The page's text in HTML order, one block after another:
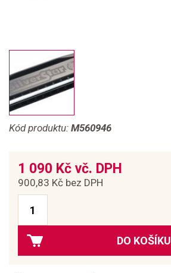
Kód produktu: M560946
1 090 Kč vč. DPH
900,83 Kč bez DPH
DO KOŠÍKU